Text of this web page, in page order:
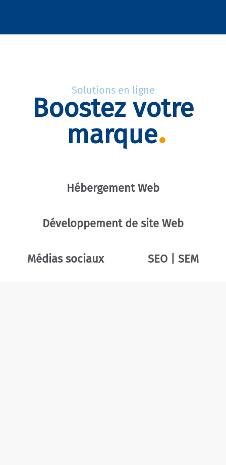
Solutions en ligne
Boostez votre
marque
Hébergement Web
Développement de site Web
Médias sociaux SEO | SEM